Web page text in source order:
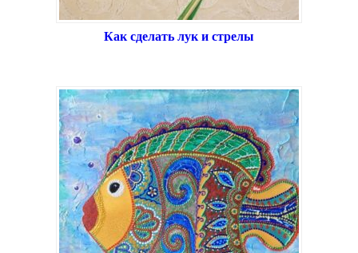
Как сделать лук и стрелы